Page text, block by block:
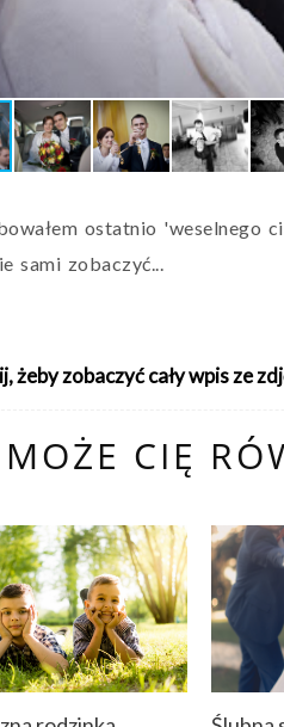
ostatnio 'weselnego
sami zobaczyć...
żeby zobaczyć cały wpis ze
MOŻE CIĘ